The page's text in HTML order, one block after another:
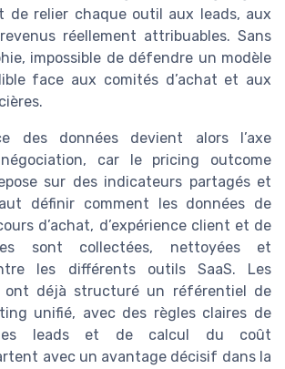
de relier chaque outil aux leads, aux
réellement attribuables. Sans
impossible de défendre un modèle
face aux comités d’achat et aux
des données devient alors l’axe
car le pricing outcome
sur des indicateurs partagés et
définir comment les données de
d’achat, d’expérience client et de
sont collectées, nettoyées et
les différents outils SaaS. Les
ont déjà structuré un référentiel de
unifié, avec des règles claires de
leads et de calcul du coût
avec un avantage décisif dans la